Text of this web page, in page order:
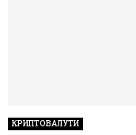
КРИПТОВАЛУТИ